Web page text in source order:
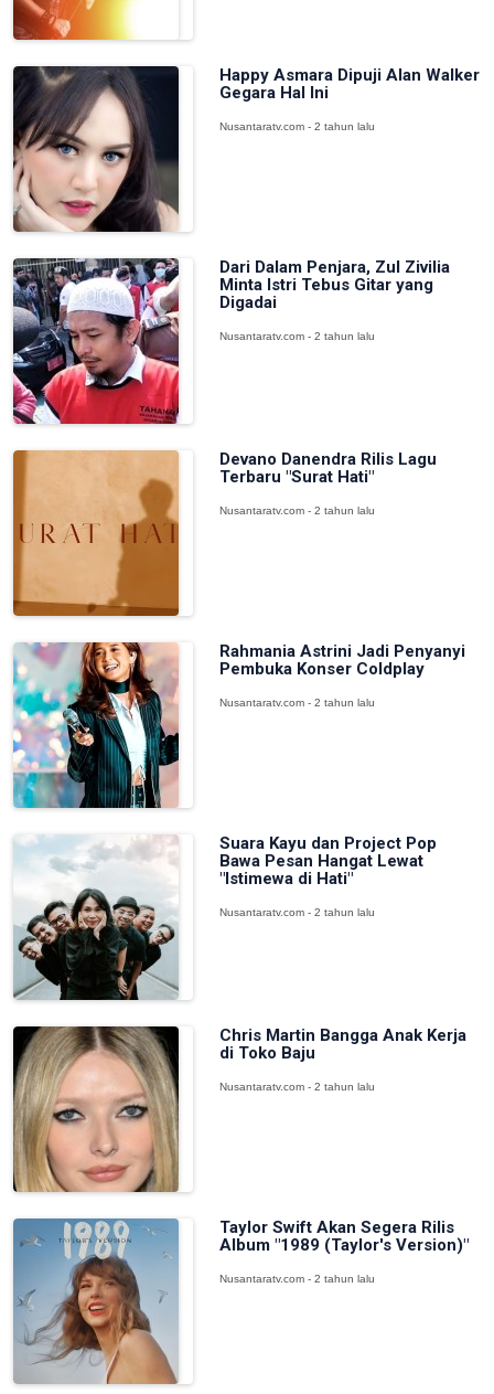
Happy Asmara Dipuji Alan Walker
Gegara Hal Ini
Nusantaratv.com - 2 tahun lalu
Dari Dalam Penjara, Zul Zivilia
Minta Istri Tebus Gitar yang
Digadai
Nusantaratv.com - 2 tahun lalu
Devano Danendra Rilis Lagu
Terbaru "Surat Hati"
Nusantaratv.com - 2 tahun lalu
Rahmania Astrini Jadi Penyanyi
Pembuka Konser Coldplay
Nusantaratv.com - 2 tahun lalu
Suara Kayu dan Project Pop
Bawa Pesan Hangat Lewat
"Istimewa di Hati"
Nusantaratv.com - 2 tahun lalu
Chris Martin Bangga Anak Kerja
di Toko Baju
Nusantaratv.com - 2 tahun lalu
Taylor Swift Akan Segera Rilis
Album "1989 (Taylor's Version)"
Nusantaratv.com - 2 tahun lalu